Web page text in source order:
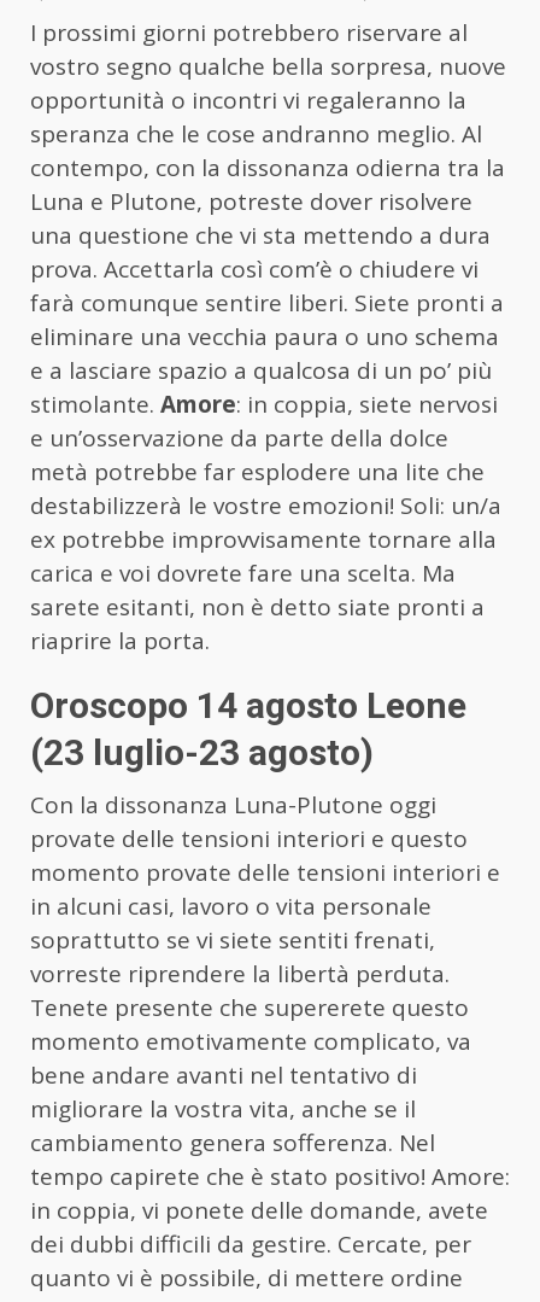
I prossimi giorni potrebbero riservare al
vostro segno qualche bella sorpresa, nuove
opportunità o incontri vi regaleranno la
speranza che le cose andranno meglio. Al
contempo, con la dissonanza odierna tra la
Luna e Plutone, potreste dover risolvere
una questione che vi sta mettendo a dura
prova. Accettarla così com’è o chiudere vi
farà comunque sentire liberi. Siete pronti a
eliminare una vecchia paura o uno schema
e a lasciare spazio a qualcosa di un po’ più
stimolante. Amore: in coppia, siete nervosi
e un’osservazione da parte della dolce
metà potrebbe far esplodere una lite che
destabilizzerà le vostre emozioni! Soli: un/a
ex potrebbe improvvisamente tornare alla
carica e voi dovrete fare una scelta. Ma
sarete esitanti, non è detto siate pronti a
riaprire la porta.
Oroscopo 14 agosto Leone
(23 luglio-23 agosto)
Con la dissonanza Luna-Plutone oggi
provate delle tensioni interiori e questo
momento provate delle tensioni interiori e
in alcuni casi, lavoro o vita personale
soprattutto se vi siete sentiti frenati,
vorreste riprendere la libertà perduta.
Tenete presente che supererete questo
momento emotivamente complicato, va
bene andare avanti nel tentativo di
migliorare la vostra vita, anche se il
cambiamento genera sofferenza. Nel
tempo capirete che è stato positivo! Amore:
in coppia, vi ponete delle domande, avete
dei dubbi difficili da gestire. Cercate, per
quanto vi è possibile, di mettere ordine